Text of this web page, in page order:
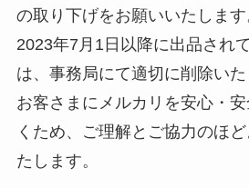
の取り下げをお願いいたします
2023年7月1日以降に出品され
は、事務局にて適切に削除いた
お客さまにメルカリを安心・
くため、ご理解とご協力のほ
たします。